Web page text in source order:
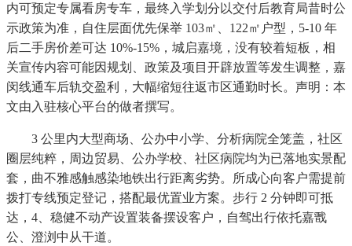
内可预定专属看房专车，最终入学划分以交付后教育局昔时公
示政策为准，自住层面优先保举 103㎡、122㎡户型，5-10 年
后二手房价差可达 10%-15%，城启嘉境，没有较着短板，相
关宣传内容可能因规划、政策及项目开辟放置等发生调整，嘉
闵线通车后轨交盈利，大幅缩短往返市区通勤时长。声明：本
文由入驻核心平台的做者撰写。
3 公里内大型商场、公办中小学、分析病院全笼盖，社区
圈层纯粹，周边贸易、公办学校、社区病院均为已落地实景配
套，曲不雅感触感染地铁出行距离劣势。所成心向客户需提前
拨打专线预定登记，搭配最优置业方案。步行 2 分钟即可抵
达，4、稳健不动产设置装备摆设客户，自驾出行依托嘉戬
公、澄浏中从干道。